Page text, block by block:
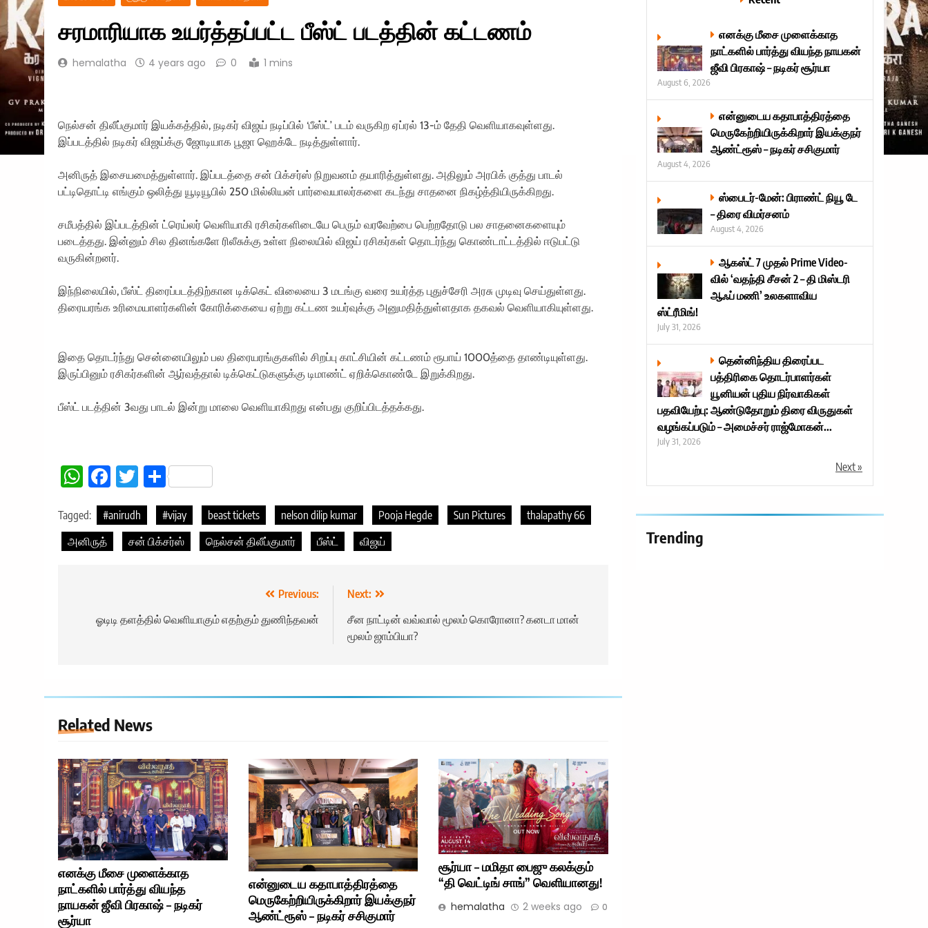
சரமாரியாக உயர்த்தப்பட்ட பீஸ்ட் படத்தின் கட்டணம்
hemalatha 4 years ago 0 1 mins
நெல்சன் திலீப்குமார் இயக்கத்தில், நடிகர் விஜய் நடிப்பில் ‘பீஸ்ட்’ படம் வருகிற ஏப்ரல் 13-ம் தேதி வெளியாகவுள்ளது.
இப்படத்தில் நடிகர் விஜய்க்கு ஜோடியாக பூஜா ஹெக்டே நடித்துள்ளார்.
அனிருத் இசையமைத்துள்ளார். இப்படத்தை சன் பிக்சர்ஸ் நிறுவனம் தயாரித்துள்ளது. அதிலும் அரபிக் குத்து பாடல்
பட்டிதொட்டி எங்கும் ஒலித்து யூடியூபில் 250 மில்லியன் பார்வையாலர்களை கடந்து சாதனை நிகழ்த்தியிருக்கிறது.
சமீபத்தில் இப்படத்தின் ட்ரெய்லர் வெளியாகி ரசிகர்களிடையே பெரும் வரவேற்பை பெற்றதோடு பல சாதனைகளையும்
படைத்தது. இன்னும் சில தினங்களே ரிலீசுக்கு உள்ள நிலையில் விஜய் ரசிகர்கள் தொடர்ந்து கொண்டாட்டத்தில் ஈடுபட்டு
வருகின்றனர்.
இந்நிலையில், பீஸ்ட் திரைப்படத்திற்கான டிக்கெட் விலையை 3 மடங்கு வரை உயர்த்த புதுச்சேரி அரசு முடிவு செய்துள்ளது.
திரையரங்க உரிமையாளர்களின் கோரிக்கையை ஏற்று கட்டண உயர்வுக்கு அனுமதித்துள்ளதாக தகவல் வெளியாகியுள்ளது.
இதை தொடர்ந்து சென்னையிலும் பல திரையரங்குகளில் சிறப்பு காட்சியின் கட்டணம் ரூபாய் 1000த்தை தாண்டியுள்ளது.
இருப்பினும் ரசிகர்களின் ஆர்வத்தால் டிக்கெட்டுகளுக்கு டிமாண்ட் ஏறிக்கொண்டே இறுக்கிறது.
பீஸ்ட் படத்தின் 3வது பாடல் இன்று மாலை வெளியாகிறது என்பது குறிப்பிடத்தக்கது.
WhatsApp
Facebook
TwitterShare
Tagged: #anirudh #vijay beast tickets nelson dilip kumar Pooja Hegde Sun Pictures
thalapathy 66
அனிருத்
சன் பிக்சர்ஸ் நெல்சன் திலீப்குமார் பீஸ்ட் விஜய்
navigation
Previous:
ஓடிடி தளத்தில் வெளியாகும் எதற்கும் துணிந்தவன்
Next:
சீன நாட்டின் வவ்வால் மூலம் கொரோனா? கனடா மான்
மூலம் ஜாம்பியா?
Related News
எனக்கு மீசை முளைக்காத
நாட்களில் பார்த்து வியந்த
நாயகன் ஜீவி பிரகாஷ் – நடிகர்
சூர்யா
என்னுடைய கதாபாத்திரத்தை
மெருகேற்றியிருக்கிறார் இயக்குநர்
ஆண்ட்ரூஸ் – நடிகர் சசிகுமார்
சூர்யா – மமிதா பைஜு கலக்கும்
“தி வெட்டிங் சாங்” வெளியானது!
hemalatha 2 weeks ago 0
எனக்கு மீசை முளைக்காத
நாட்களில் பார்த்து வியந்த நாயகன்
ஜீவி பிரகாஷ் – நடிகர் சூர்யா
August 6, 2026
என்னுடைய கதாபாத்திரத்தை
மெருகேற்றியிருக்கிறார் இயக்குநர்
ஆண்ட்ரூஸ் – நடிகர் சசிகுமார்
August 4, 2026
ஸ்பைடர்-மேன்: பிராண்ட் நியூ டே
– திரை விமர்சனம்
August 4, 2026
ஆகஸ்ட் 7 முதல் Prime Video-
வில் ‘வதந்தி சீசன் 2 – தி மிஸ்டரி
ஆஃப் மணி’ உலகளாவிய
ஸ்ட்ரீமிங்!
July 31, 2026
தென்னிந்திய திரைப்பட
பத்திரிகை தொடர்பாளர்கள்
யூனியன் புதிய நிர்வாகிகள்
பதவியேற்பு: ஆண்டுதோறும் திரை விருதுகள்
வழங்கப்படும் – அமைச்சர் ராஜ்மோகன்...
July 31, 2026
Next »
Trending